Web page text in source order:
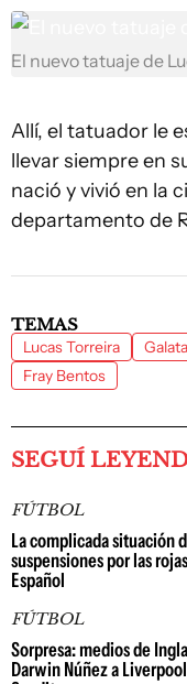
El nuevo tatuaje de
Allí, el tatuador le
llevar siempre en
nació y vivió en la
departamento de
TEMAS
Lucas Torreira
Fray Bentos
SEGUÍ
FÚTBOL
La complicada situación
suspensiones por las
Español
FÚTBOL
Sorpresa: medios de
Darwin Núñez a